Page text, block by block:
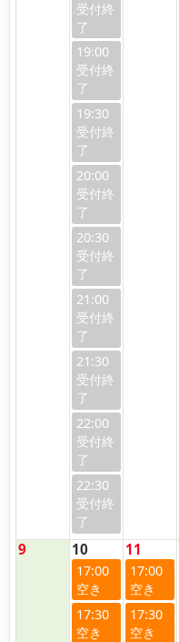
19:00
19:30
20:00
20:30
21:00
21:30
22:00
22:30
9 10
17:00
17:30
11
17:00
17:30